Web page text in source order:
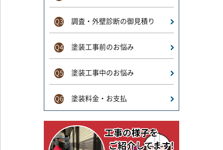
Q3 調査・外壁診断の御見積り
Q4 塗装工事前のお悩み
Q5 塗装工事中のお悩み
Q6 塗装料金・お支払